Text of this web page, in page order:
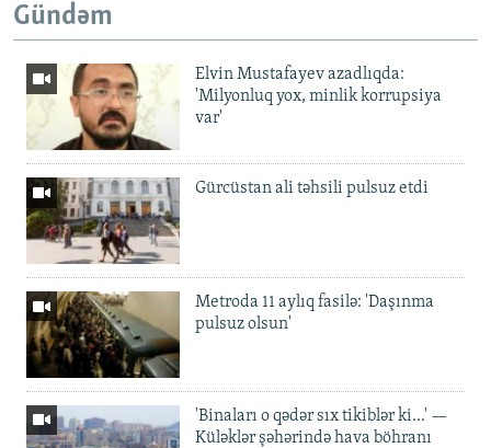
Gündəm
Elvin Mustafayev azadlıqda:
'Milyonluq yox, minlik korrupsiya
var'
Gürcüstan ali təhsili pulsuz etdi
Metroda 11 aylıq fasilə: 'Daşınma
pulsuz olsun'
'Binaları o qədər sıx tikiblər ki...' —
Küləklər şəhərində hava böhranı